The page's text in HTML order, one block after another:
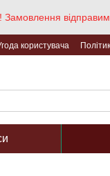
Замовлення
користувача